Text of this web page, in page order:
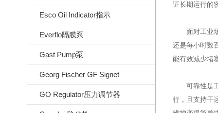
Esco Oil Indicator指示
Everflo隔膜泵
Gast Pump泵
Georg Fischer GF Signet
GO Regulator压力调节器
证长期运行的
面对工业场
还是每小时数
能有效减少堵
可靠性是工
行，且支持干